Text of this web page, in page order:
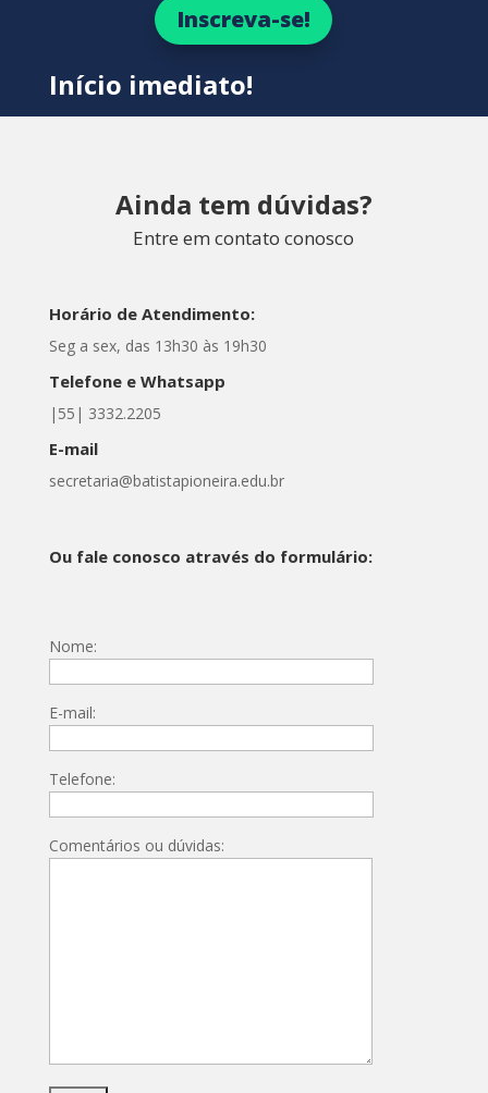
Inscreva-se!
Início imediato!
Ainda tem dúvidas?
Entre em contato conosco
Horário de Atendimento:
Seg a sex, das 13h30 às 19h30
Telefone e Whatsapp
|55| 3332.2205
E-mail
secretaria@batistapioneira.edu.br
Ou fale conosco através do formulário:
Nome:
E-mail:
Telefone:
Comentários ou dúvidas: